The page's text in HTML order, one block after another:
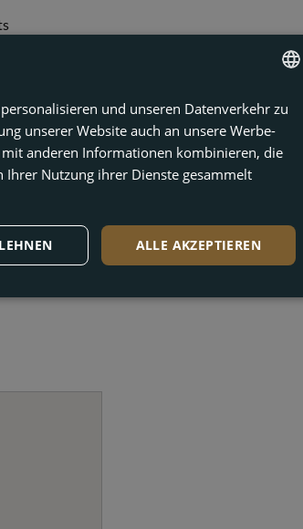
ENGLISH
FRENCH
und unseren Datenverkehr zu
unserer Website auch an unsere Werbe-
anderen Informationen kombinieren, die
Ihrer Nutzung ihrer Dienste gesammelt
ALLE AKZEPTIEREN